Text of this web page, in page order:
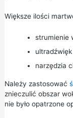
Większe ilości
strumienie
ultradźwięk
narzędzia
Należy zastosować
znieczulić obszar
nie było opatrzone